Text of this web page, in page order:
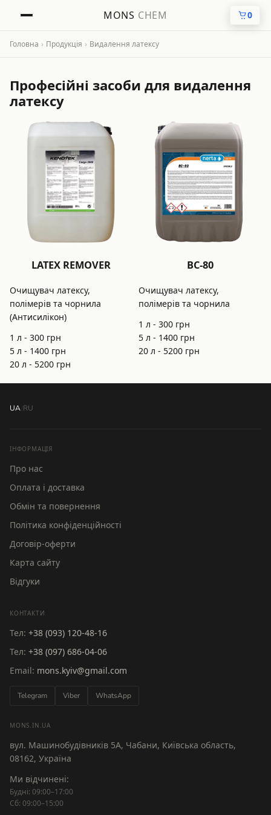
MONS CHEM 0
Головна › Продукція › Видалення латексу
Професійні засоби для видалення
латексу
LATEX REMOVER
Очищувач латексу,
полімерів та чорнила
(Антисилікон)
1 л - 300 грн
5 л - 1400 грн
20 л - 5200 грн
BC-80
Очищувач латексу,
полімерів та чорнила
1 л - 300 грн
5 л - 1400 грн
20 л - 5200 грн
UA RU
ІНФОРМАЦІЯ
Про нас
Оплата і доставка
Обмін та повернення
Політика конфіденційності
Договір-оферти
Карта сайту
Відгуки
КОНТАКТИ
Тел: +38 (093) 120-48-16
Тел: +38 (097) 686-04-06
Email: mons.kyiv@gmail.com
Telegram Viber WhatsApp
MONS.IN.UA
вул. Машинобудівників 5А, Чабани, Київська область,
08162, Україна
Ми відчинені:
Будні: 09:00–17:00
Сб: 09:00–15:00